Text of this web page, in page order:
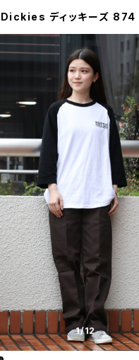
Dickies ディッキーズ 874
rk Pants | MAVAZI マ
1/12